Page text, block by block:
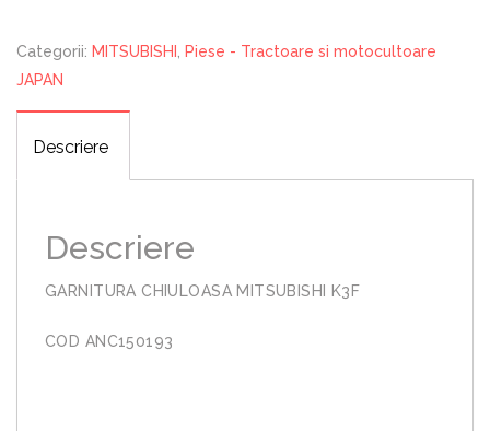
Categorii: MITSUBISHI , Piese - Tractoare si motocultoare
JAPAN
Descriere
Descriere
GARNITURA CHIULOASA MITSUBISHI K3F
COD ANC150193